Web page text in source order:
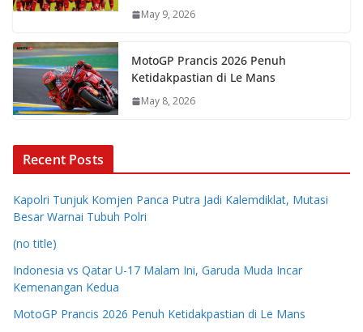
May 9, 2026
MotoGP Prancis 2026 Penuh
Ketidakpastian di Le Mans
May 8, 2026
Recent Posts
Kapolri Tunjuk Komjen Panca Putra Jadi Kalemdiklat, Mutasi
Besar Warnai Tubuh Polri
(no title)
Indonesia vs Qatar U-17 Malam Ini, Garuda Muda Incar
Kemenangan Kedua
MotoGP Prancis 2026 Penuh Ketidakpastian di Le Mans